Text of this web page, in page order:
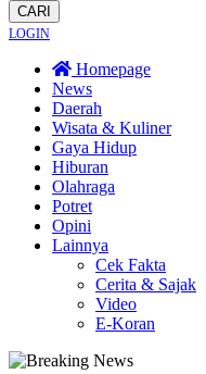
CARI
LOGIN
Homepage
News
Daerah
Wisata & Kuliner
Gaya Hidup
Hiburan
Olahraga
Potret
Opini
Lainnya
Cek Fakta
Cerita & Sajak
Video
E-Koran